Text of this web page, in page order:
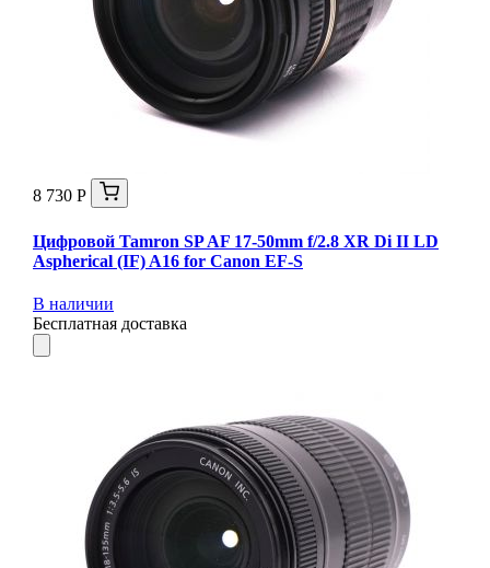
8 730 Р
Цифровой Tamron SP AF 17-50mm f/2.8 XR Di II LD
Aspherical (IF) A16 for Canon EF-S
В наличии
Бесплатная доставка